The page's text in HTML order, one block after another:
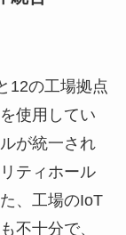
12の工場拠点
使用してい
が統一され
ティホール
、工場のIoT
不十分で、